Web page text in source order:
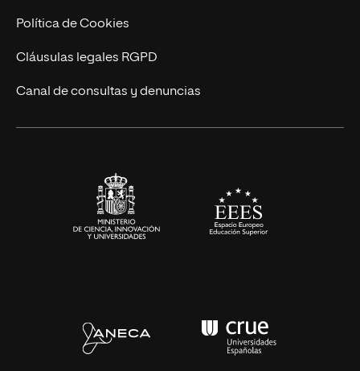
Cursos Universitarios
Actualidad
UNIR Revista
Eventos
Política de Cookies
Cláusulas legales RGPD
Canal de consultas y denuncias